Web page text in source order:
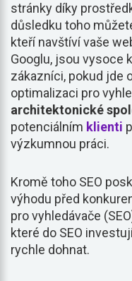
stránky díky
důsledku toho
kteří navštíví vaše
Googlu, jsou vysoce
zákazníci, pokud jde
optimalizaci pro
architektonické
potenciálním klienti
výzkumnou práci.
Kromě toho SEO
výhodu před
pro vyhledávače
které do SEO
rychle dohnat.